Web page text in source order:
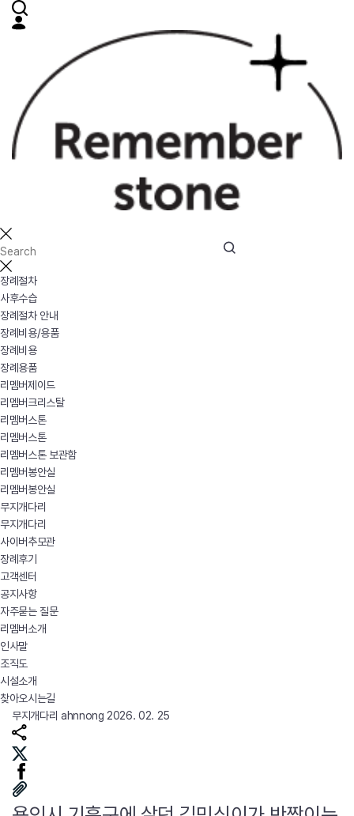
장례절차
사후수습
장례절차 안내
장례비용/용품
장례비용
장례용품
리멤버제이드
리멤버크리스탈
리멤버스톤
리멤버스톤
리멤버스톤 보관함
리멤버봉안실
리멤버봉안실
무지개다리
무지개다리
사이버추모관
장례후기
고객센터
공지사항
자주묻는 질문
리멤버소개
인사말
조직도
시설소개
찾아오시는길
무지개다리 ahnnong 2026. 02. 25